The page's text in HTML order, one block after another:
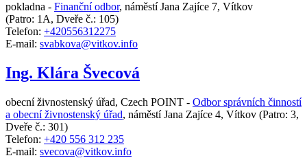
pokladna - Finanční odbor, náměstí Jana Zajíce 7, Vítkov
(Patro: 1A, Dveře č.: 105)
Telefon: +420556312275
E-mail: svabkova@vitkov.info
Ing. Klára Švecová
obecní živnostenský úřad, Czech POINT - Odbor správních činností
a obecní živnostenský úřad, náměstí Jana Zajíce 4, Vítkov (Patro: 3,
Dveře č.: 301)
Telefon: +420 556 312 235
E-mail: svecova@vitkov.info